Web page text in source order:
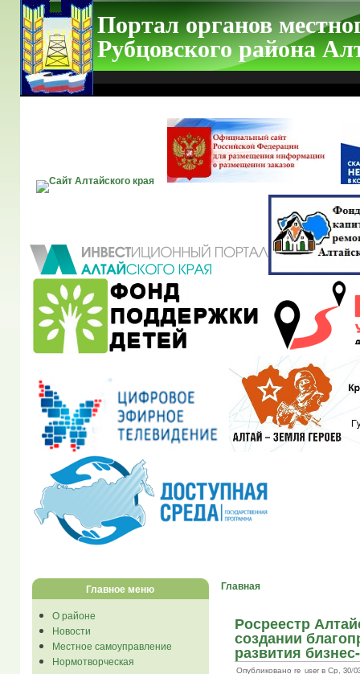
Портал органов
Рубцовского района
Главное меню
О районе
Новости
Местное самоуправление
Нормотворческая
Главная
Росреестр
создании
развития
Опубликовано re_user в Ср, 30/